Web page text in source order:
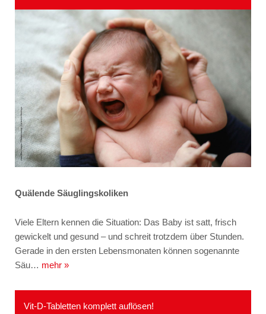
Quälende Säuglingskoliken
Viele Eltern kennen die Situation: Das Baby ist satt, frisch
gewickelt und gesund – und schreit trotzdem über Stunden.
Gerade in den ersten Lebensmonaten können sogenannte
Säu… mehr »
Vit-D-Tabletten komplett auflösen!